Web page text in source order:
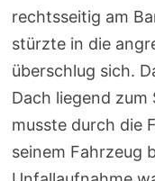
rechtsseitig am
stürzte in die
überschlug sich.
Dach liegend
musste durch die
seinem Fahrzeug